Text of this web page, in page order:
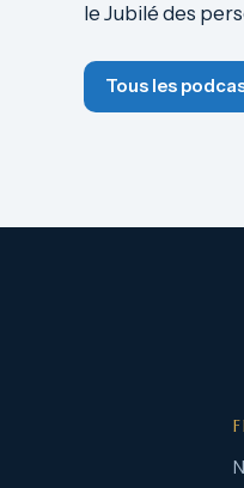
le Jubilé des
Tous les